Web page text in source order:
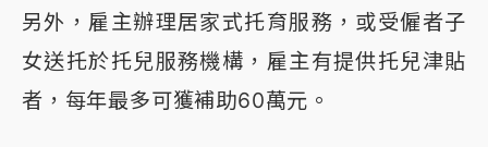
另外，雇主辦理居家式托育服務，或受僱者子
女送托於托兒服務機構，雇主有提供托兒津貼
者，每年最多可獲補助60萬元。